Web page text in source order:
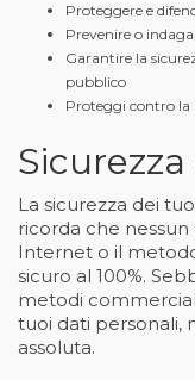
Proteggere e
Prevenire o
Garantire la
pubblico
Proteggi contro la
La sicurezza dei
ricorda che
Internet o il
sicuro al 100%.
metodi
tuoi dati personali,
assoluta.